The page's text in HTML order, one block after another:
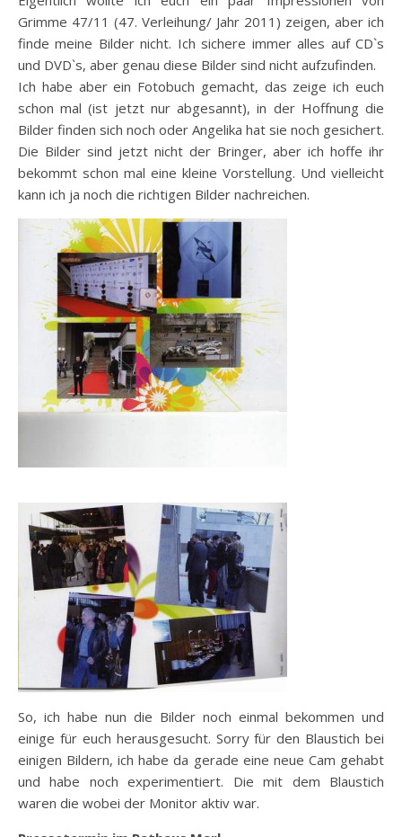
Grimme 47/11 (47. Verleihung/ Jahr 2011) zeigen, aber ich
finde meine Bilder nicht. Ich sichere immer alles auf CD`s
und DVD`s, aber genau diese Bilder sind nicht aufzufinden.
Ich habe aber ein Fotobuch gemacht, das zeige ich euch
schon mal (ist jetzt nur abgesannt), in der Hoffnung die
Bilder finden sich noch oder Angelika hat sie noch gesichert.
Die Bilder sind jetzt nicht der Bringer, aber ich hoffe ihr
bekommt schon mal eine kleine Vorstellung. Und vielleicht
kann ich ja noch die richtigen Bilder nachreichen.
So, ich habe nun die Bilder noch einmal bekommen und
einige für euch herausgesucht. Sorry für den Blaustich bei
einigen Bildern, ich habe da gerade eine neue Cam gehabt
und habe noch experimentiert. Die mit dem Blaustich
waren die wobei der Monitor aktiv war.